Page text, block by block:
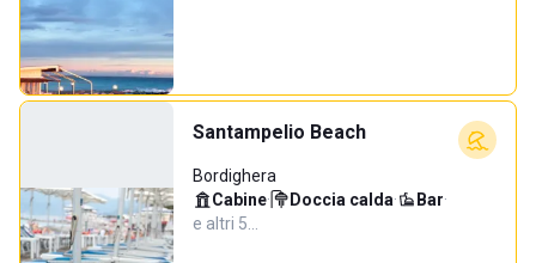
Santampelio Beach
Bordighera
Cabine· Doccia calda· Bar·
e altri 5…